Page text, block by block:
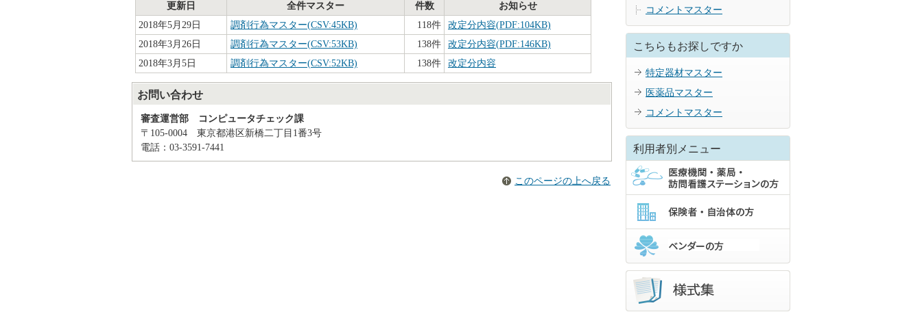
更新日 全件マスター 件数
お知らせ
2018年5月29日
調剤行為マスター(CSV:45KB) 118件
改定分内容(PDF:104KB)
2018年3月26日
調剤行為マスター(CSV:53KB) 138件
改定分内容(PDF:146KB)
2018年3月5日
調剤行為マスター(CSV:52KB) 138件 改定分内容
お問い合わせ
審査運営部 コンピュータチェック課
〒105-0004 東京都港区新橋二丁目1番3号
電話：03-3591-7441
このページの上へ戻る
コメントマスター
こちらもお探しですか
特定器材マスター
医薬品マスター
コメントマスター
利用者別メニュー